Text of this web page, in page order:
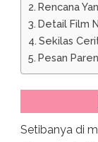
Rencana
Detail Film
Sekilas
Pesan
Setibanya di